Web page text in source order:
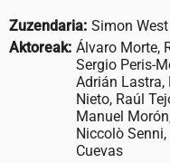
Zuzendaria: Simon West
Aktoreak: Álvaro Morte,
Sergio Peris-
Adrián Lastra,
Nieto, Raúl
Manuel
Niccolò
Cuevas